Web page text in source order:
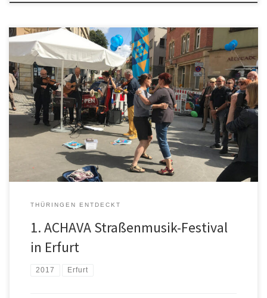
THÜRINGEN ENTDECKT
1. ACHAVA Straßenmusik-Festival
in Erfurt
2017 Erfurt